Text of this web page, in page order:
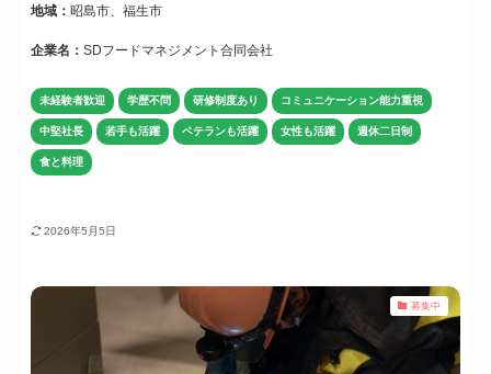
地域： 昭島市、福生市
企業名： SDフードマネジメント合同会社
未経験者歓迎 学歴不問 研修制度あり コミュニケーション能力重視
中堅社長 若手も活躍 ベテランも活躍 女性も活躍 週休二日制
食と料理
2026年5月5日
募集中